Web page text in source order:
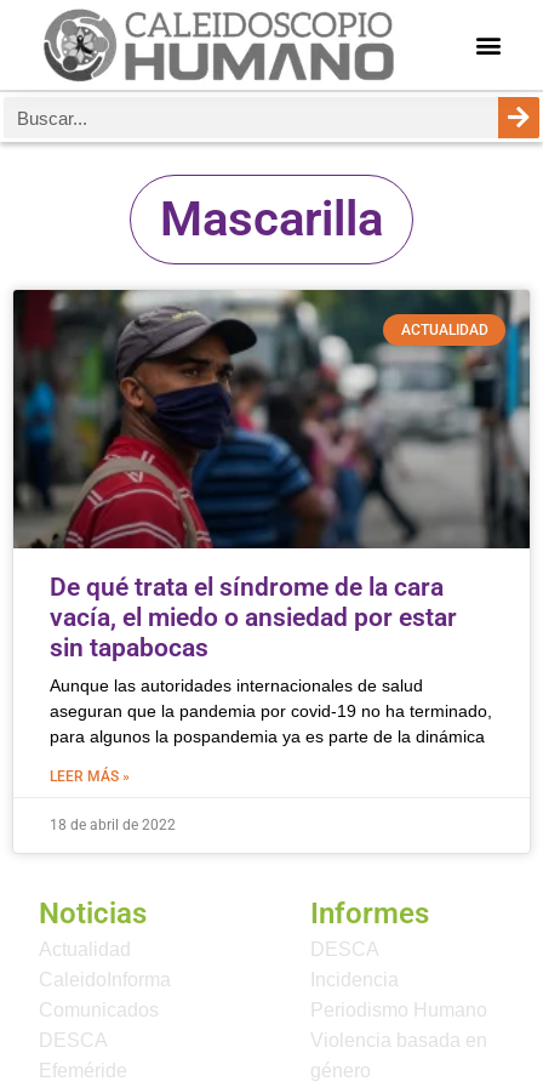
Mascarilla
ACTUALIDAD
De qué trata el síndrome de la cara
vacía, el miedo o ansiedad por estar
sin tapabocas
Aunque las autoridades internacionales de salud
aseguran que la pandemia por covid-19 no ha terminado,
para algunos la pospandemia ya es parte de la dinámica
LEER MÁS »
18 de abril de 2022
Noticias
Actualidad
CaleidoInforma
Comunicados
DESCA
Efeméride
Informes
DESCA
Incidencia
Periodismo Humano
Violencia basada en
género